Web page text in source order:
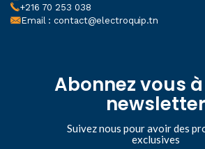
+216 70 253 038
Email : contact@electroquip.tn
Abonnez vous
newsletter
Suivez nous pour avoir des
exclusives